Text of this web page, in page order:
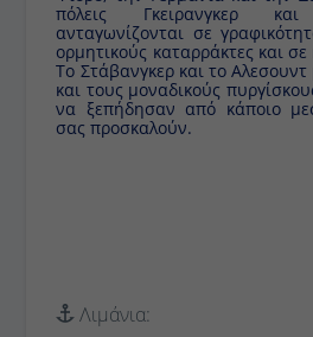
πόλεις Γκειρανγκερ
ανταγωνίζονται σε
ορμητικούς καταρράκτες και
Το Στάβανγκερ και το Αλεσουντ
και τους μοναδικούς
να ξεπήδησαν από κάποιο
σας προσκαλούν.
Λιμάνια: